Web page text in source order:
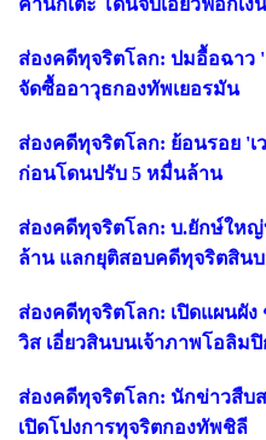
ค้านักเตะ โดนจับเอี่ยวฟอกเงิน
ส่องคดีทุจริตโลก: ปมอื้อฉาว
จัดซื้ออาวุธกองทัพเยอรมัน
ส่องคดีทุจริตโลก: ย้อนรอย '
ก่อนโดนปรับ 5 หมื่นล้าน
ส่องคดีทุจริตโลก: บ.ยักษ์ให
ล้าน แลกยุติสอบคดีทุจริตสิน
ส่องคดีทุจริตโลก: เปิดแผนผั
วิส เอี่ยวสินบนเจ้าภาพโอลิม
ส่องคดีทุจริตโลก: นักข่าวสืบ
เปิดโปงการทุจริตกองทัพชิลี